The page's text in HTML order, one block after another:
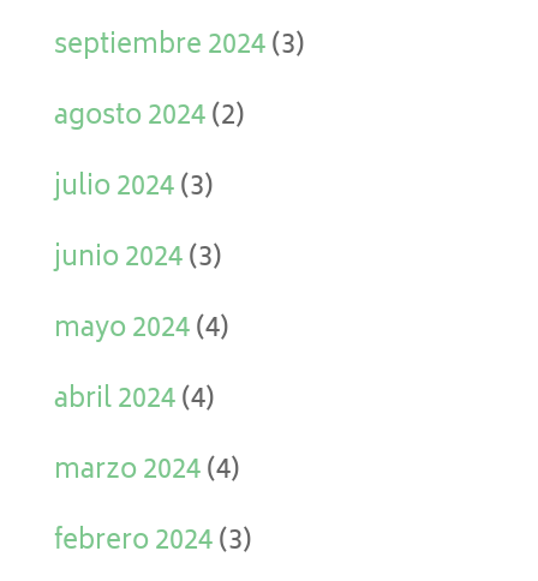
septiembre 2024(3)
agosto 2024(2)
julio 2024(3)
junio 2024(3)
mayo 2024(4)
abril 2024(4)
marzo 2024(4)
febrero 2024(3)